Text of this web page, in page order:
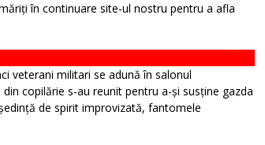
în continuare site-ul nostru pentru a afla
veterani militari se adună în salonul
copilărie s-au reunit pentru a-și susține gazda
de spirit improvizată, fantomele